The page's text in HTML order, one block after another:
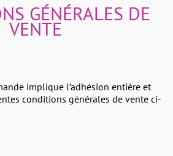
GÉNÉRALES DE
VENTE
implique l’adhésion entière et
conditions générales de vente ci-